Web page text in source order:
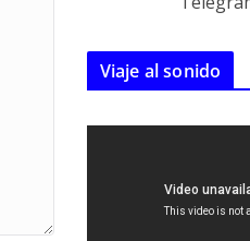
Viaje al sonido